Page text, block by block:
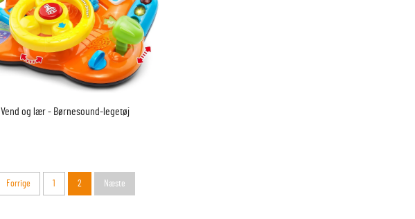
Vend og lær - Børnesound-legetøj
Forrige 1 2 Næste